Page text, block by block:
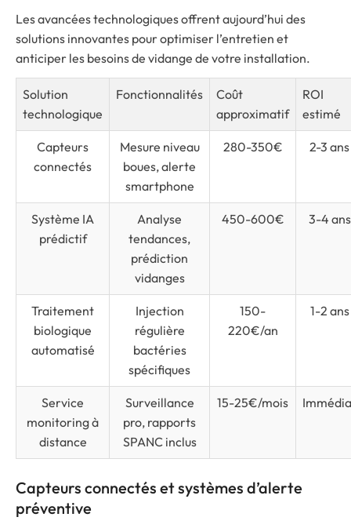
Les avancées technologiques offrent aujourd’hui des
solutions innovantes pour optimiser l’entretien et
anticiper les besoins de vidange de votre installation.
Solution
technologique
Fonctionnalités
Coût
approximatif
ROI
estimé
Capteurs
connectés
Mesure niveau
boues, alerte
smartphone
280-350€ 2-3 ans
Système IA
prédictif
Analyse
tendances,
prédiction
vidanges
450-600€ 3-4 ans
Traitement
biologique
automatisé
Injection
régulière
bactéries
spécifiques
150-
220€/an
1-2 ans
Service
monitoring à
distance
Surveillance
pro, rapports
SPANC inclus
15-25€/mois
Capteurs connectés et systèmes d’alerte
préventive